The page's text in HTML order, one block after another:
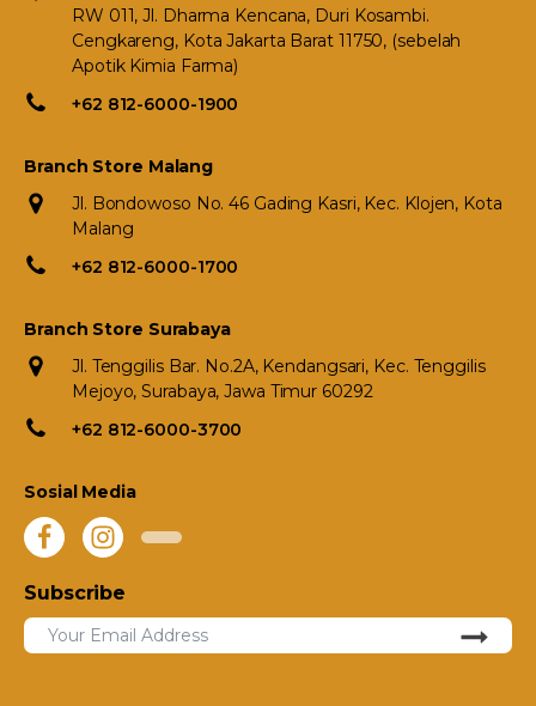
RW 011, Jl. Dharma Kencana, Duri Kosambi.
Cengkareng, Kota Jakarta Barat 11750, (sebelah
Apotik Kimia Farma)
+62 812-6000-1900
Branch Store Malang
Jl. Bondowoso No. 46 Gading Kasri, Kec. Klojen, Kota
Malang
+62 812-6000-1700
Branch Store Surabaya
Jl. Tenggilis Bar. No.2A, Kendangsari, Kec. Tenggilis
Mejoyo, Surabaya, Jawa Timur 60292
+62 812-6000-3700
Sosial Media
Subscribe